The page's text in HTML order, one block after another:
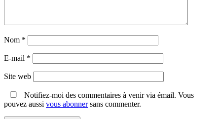
Nom *
E-mail *
Site web
Notifiez-moi des commentaires à venir via émail. Vous
pouvez aussi vous abonnersans commenter.